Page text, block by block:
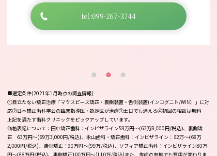
tel:099-267-3744
■選定条件(2021年1月時点の調査情報)
①目立たない矯正治療「マウスピース矯正・裏側装置・舌側装置(インコグニト/WIN）」に対
応②日本矯正歯科学会の臨床指導医・認定医が治療③土日でも通える④初回の相談は無料
上記を満たす歯科クリニックをピックアップしています。
価格表記について：田中矯正歯科：インビザライン58万円〜(63万8,000円/税込)、裏側矯
正 63万円～(69万3,000円/税込)、永山歯科・矯正歯科：インビザライン：62万～(68万
2,000円/税込)、裏側矯正：90万円～(99万/税込)、ソフィア矯正歯科：インビザライン80万
円～(88万円/税込)、裏側矯正100万円～(110万/税込)また、抜歯の有無でも費用が変わりま